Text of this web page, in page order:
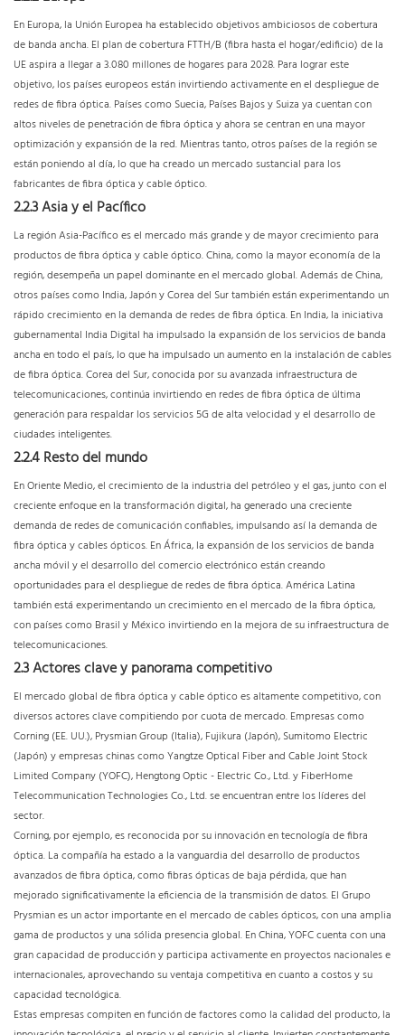
En Europa, la Unión Europea ha establecido objetivos ambiciosos de cobertura
de banda ancha. El plan de cobertura FTTH/B (fibra hasta el hogar/edificio) de la
UE aspira a llegar a 3.080 millones de hogares para 2028. Para lograr este
objetivo, los países europeos están invirtiendo activamente en el despliegue de
redes de fibra óptica. Países como Suecia, Países Bajos y Suiza ya cuentan con
altos niveles de penetración de fibra óptica y ahora se centran en una mayor
optimización y expansión de la red. Mientras tanto, otros países de la región se
están poniendo al día, lo que ha creado un mercado sustancial para los
fabricantes de fibra óptica y cable óptico.
2.2.3 Asia y el Pacífico
La región Asia-Pacífico es el mercado más grande y de mayor crecimiento para
productos de fibra óptica y cable óptico. China, como la mayor economía de la
región, desempeña un papel dominante en el mercado global. Además de China,
otros países como India, Japón y Corea del Sur también están experimentando un
rápido crecimiento en la demanda de redes de fibra óptica. En India, la iniciativa
gubernamental India Digital ha impulsado la expansión de los servicios de banda
ancha en todo el país, lo que ha impulsado un aumento en la instalación de cables
de fibra óptica. Corea del Sur, conocida por su avanzada infraestructura de
telecomunicaciones, continúa invirtiendo en redes de fibra óptica de última
generación para respaldar los servicios 5G de alta velocidad y el desarrollo de
ciudades inteligentes.
2.2.4 Resto del mundo
En Oriente Medio, el crecimiento de la industria del petróleo y el gas, junto con el
creciente enfoque en la transformación digital, ha generado una creciente
demanda de redes de comunicación confiables, impulsando así la demanda de
fibra óptica y cables ópticos. En África, la expansión de los servicios de banda
ancha móvil y el desarrollo del comercio electrónico están creando
oportunidades para el despliegue de redes de fibra óptica. América Latina
también está experimentando un crecimiento en el mercado de la fibra óptica,
con países como Brasil y México invirtiendo en la mejora de su infraestructura de
telecomunicaciones.
2.3 Actores clave y panorama competitivo
El mercado global de fibra óptica y cable óptico es altamente competitivo, con
diversos actores clave compitiendo por cuota de mercado. Empresas como
Corning (EE. UU.), Prysmian Group (Italia), Fujikura (Japón), Sumitomo Electric
(Japón) y empresas chinas como Yangtze Optical Fiber and Cable Joint Stock
Limited Company (YOFC), Hengtong Optic - Electric Co., Ltd. y FiberHome
Telecommunication Technologies Co., Ltd. se encuentran entre los líderes del
sector.
Corning, por ejemplo, es reconocida por su innovación en tecnología de fibra
óptica. La compañía ha estado a la vanguardia del desarrollo de productos
avanzados de fibra óptica, como fibras ópticas de baja pérdida, que han
mejorado significativamente la eficiencia de la transmisión de datos. El Grupo
Prysmian es un actor importante en el mercado de cables ópticos, con una amplia
gama de productos y una sólida presencia global. En China, YOFC cuenta con una
gran capacidad de producción y participa activamente en proyectos nacionales e
internacionales, aprovechando su ventaja competitiva en cuanto a costos y su
capacidad tecnológica.
Estas empresas compiten en función de factores como la calidad del producto, la